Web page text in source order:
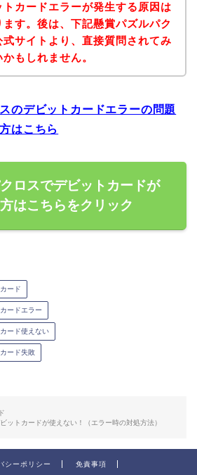
トカードエラーが発生する原因は
ます。後は、下記懸賞パズルパク
式サイトより、直接質問されてみ
もしれません。
のデビットカードエラーの問題
はこちら
ロスでデビットカードが
はこちらをクリック
ード
ードエラー
ード使えない
ード失敗
ットカードが使えない！（エラー時の対処方法）
シーポリシー 免責事項